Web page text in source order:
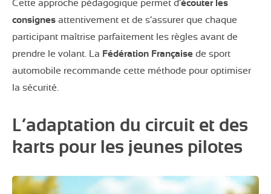
Cette approche pédagogique permet d’écouter les
consignes attentivement et de s’assurer que chaque
participant maîtrise parfaitement les règles avant de
prendre le volant. La Fédération Française de sport
automobile recommande cette méthode pour optimiser
la sécurité.
L’adaptation du circuit et des
karts pour les jeunes pilotes